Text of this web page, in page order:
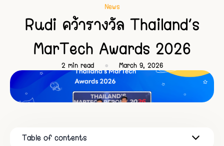
Pricing
Resource
Blog
News
Rudi คว้ารางวัล Thailand’s
MarTech Awards 2026
2 min read ● March 9, 2026
Table of contents